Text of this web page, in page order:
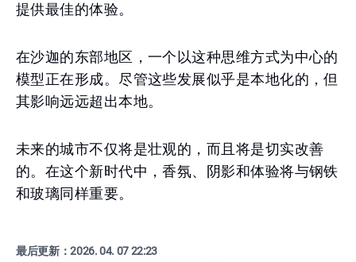
提供最佳的体验。
在沙迦的东部地区，一个以这种思维方式为中心的
模型正在形成。尽管这些发展似乎是本地化的，但
其影响远远超出本地。
未来的城市不仅将是壮观的，而且将是切实改善
的。在这个新时代中，香氛、阴影和体验将与钢铁
和玻璃同样重要。
最后更新：2026. 04. 07 22:23